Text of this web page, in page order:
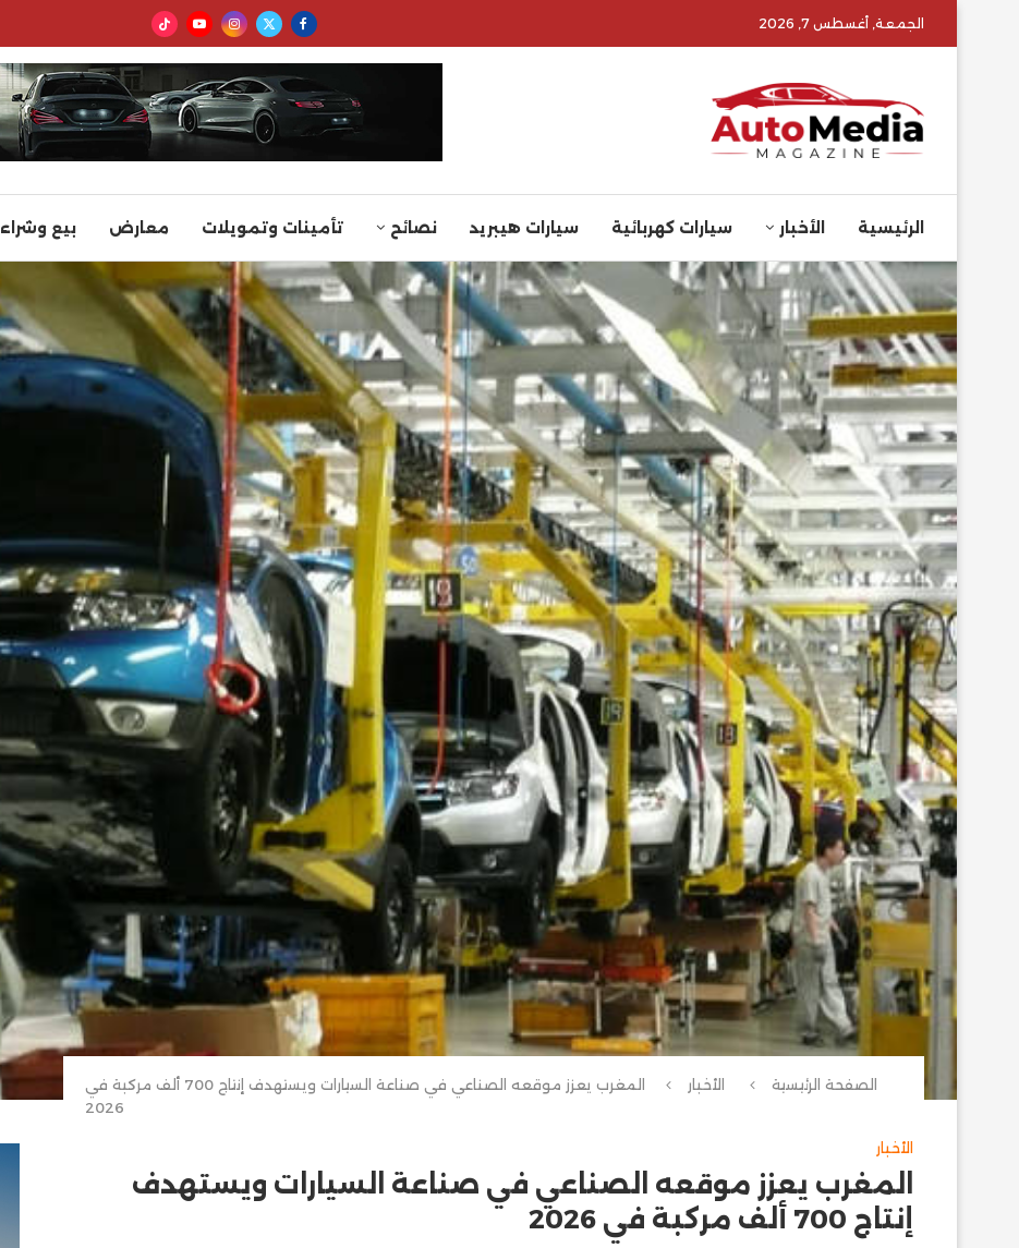
الجمعة, أغسطس 7, 2026
الرئيسية الأخبار سيارات كهربائية سيارات هيبريد نصائح تأمينات وتمويلات معارض بيع وشراء
الصفحة الرئيسية الأخبار
المغرب يعزز موقعه الصناعي في صناعة السيارات ويستهدف إنتاج 700 ألف مركبة في
2026
الأخبار
المغرب يعزز موقعه الصناعي في صناعة السيارات ويستهدف
إنتاج 700 ألف مركبة في 2026